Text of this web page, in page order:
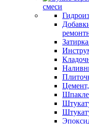
смеси